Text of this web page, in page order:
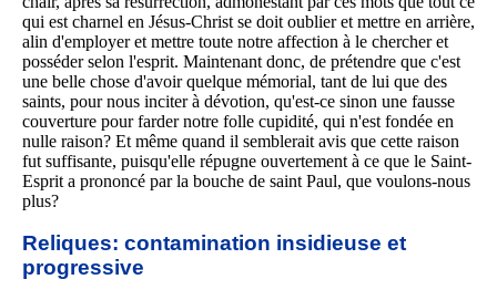
qui est charnel en Jésus-Christ se doit oublier et mettre en arrière,
alin d'employer et mettre toute notre affection à le chercher et
posséder selon l'esprit. Maintenant donc, de prétendre que c'est
une belle chose d'avoir quelque mémorial, tant de lui que des
saints, pour nous inciter à dévotion, qu'est-ce sinon une fausse
couverture pour farder notre folle cupidité, qui n'est fondée en
nulle raison? Et même quand il semblerait avis que cette raison
fut suffisante, puisqu'elle répugne ouvertement à ce que le Saint-
Esprit a prononcé par la bouche de saint Paul, que voulons-nous
plus?
Reliques: contamination insidieuse et
progressive